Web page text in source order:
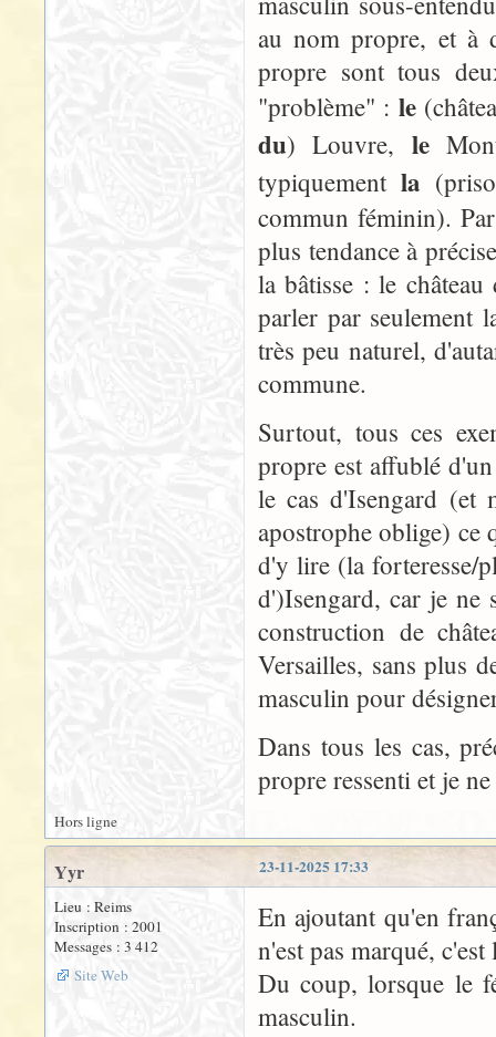
au nom propre, et à
propre sont tous
"problème" : le
du) Louvre, le
typiquementla
commun féminin).
plus tendance à
la bâtisse : le
parler par seulement
très peu naturel,
commune.
Surtout, tous ces
propre est affublé
le cas d'Isengard (et
apostrophe oblige) ce
d'y lire (la forteresse/
d')Isengard, car je ne
construction de
Versailles, sans plus
masculin pour
Dans tous les cas,
propre ressenti et je
Hors ligne
23-11-2025 17:33
Yyr
Lieu : Reims
Inscription : 2001
Messages : 3 412
Site Web
En ajoutant qu'en
n'est pas marqué,
Du coup, lorsque le
masculin.